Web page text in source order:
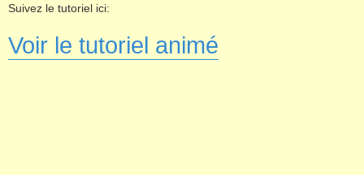
Suivez le tutoriel ici:
Voir le tutoriel animé